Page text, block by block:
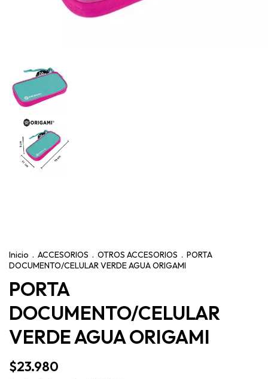
Inicio . ACCESORIOS . OTROS ACCESORIOS . PORTA
DOCUMENTO/CELULAR VERDE AGUA ORIGAMI
PORTA
DOCUMENTO/CELULAR
VERDE AGUA ORIGAMI
$23.980